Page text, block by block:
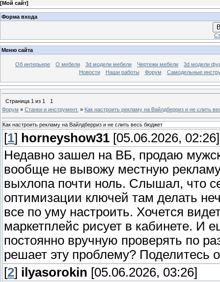
[Мой сайт]
Форма входа
Меню сайта
Об интерьере О мебели 3d модели мебели Чертежи мебели
3d модели
Новости
Наши работы Форум Самодельные
Страница 1 из 1
1
Форум » Станки и инструмент. » Как настроить рекламу на Вайлдберриз и не слить
Как настроить рекламу на Вайлдберриз и не слить весь бюджет
[1] horneyshow31 [05.06.2026, 02:26]
Недавно зашел на ВБ, продаю
вообще не вывожу местную
выхлопа почти ноль. Слышал, что
оптимизации ключей там делать
все по уму настроить. Хочется
маркетплейс рисует в кабинете. И
постоянно вручную проверять по
решает эту проблему? Поделитесь
[2] ilyasorokin [05.06.2026, 03:26]